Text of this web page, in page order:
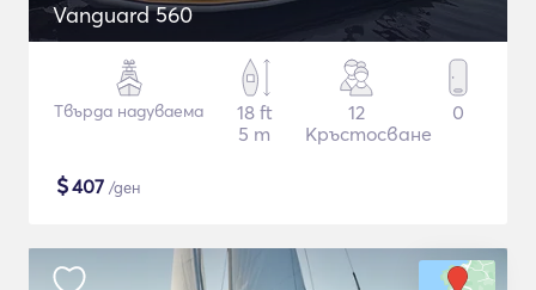
Vanguard 560
Твърда надуваема
18 ft
5 m
12
Кръстосване
0
$407 /ден